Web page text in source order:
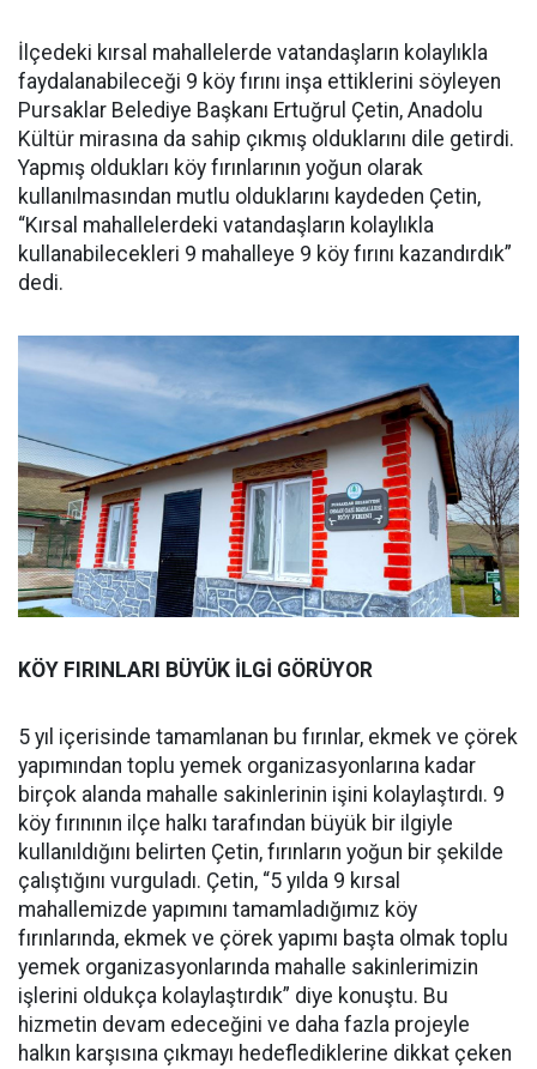
İlçedeki kırsal mahallelerde vatandaşların kolaylıkla
faydalanabileceği 9 köy fırını inşa ettiklerini söyleyen
Pursaklar Belediye Başkanı Ertuğrul Çetin, Anadolu
Kültür mirasına da sahip çıkmış olduklarını dile getirdi.
Yapmış oldukları köy fırınlarının yoğun olarak
kullanılmasından mutlu olduklarını kaydeden Çetin,
“Kırsal mahallelerdeki vatandaşların kolaylıkla
kullanabilecekleri 9 mahalleye 9 köy fırını kazandırdık”
dedi.
KÖY FIRINLARI BÜYÜK İLGİ GÖRÜYOR
5 yıl içerisinde tamamlanan bu fırınlar, ekmek ve çörek
yapımından toplu yemek organizasyonlarına kadar
birçok alanda mahalle sakinlerinin işini kolaylaştırdı. 9
köy fırınının ilçe halkı tarafından büyük bir ilgiyle
kullanıldığını belirten Çetin, fırınların yoğun bir şekilde
çalıştığını vurguladı. Çetin, “5 yılda 9 kırsal
mahallemizde yapımını tamamladığımız köy
fırınlarında, ekmek ve çörek yapımı başta olmak toplu
yemek organizasyonlarında mahalle sakinlerimizin
işlerini oldukça kolaylaştırdık” diye konuştu. Bu
hizmetin devam edeceğini ve daha fazla projeyle
halkın karşısına çıkmayı hedeflediklerine dikkat çeken